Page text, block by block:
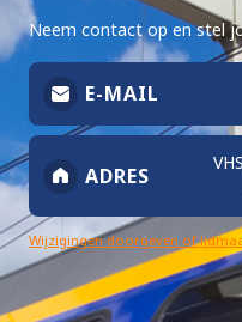
Neem contact op en stel
E-MAIL
ADRES
Wijzigingen doorgeven of